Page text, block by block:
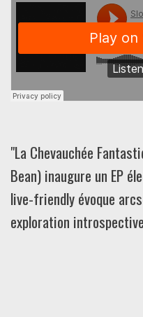
"La Chevauchée
Bean) inaugure un EP
live-friendly évoque
exploration